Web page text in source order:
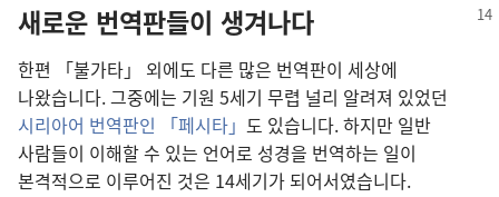
새로운 번역판들이 생겨나다
한편 「불가타」 외에도 다른 많은 번역판이 세상에
나왔습니다. 그중에는 기원 5세기 무렵 널리 알려져 있었던
시리아어 번역판인 「페시타」 도 있습니다. 하지만 일반
사람들이 이해할 수 있는 언어로 성경을 번역하는 일이
본격적으로 이루어진 것은 14세기가 되어서였습니다.